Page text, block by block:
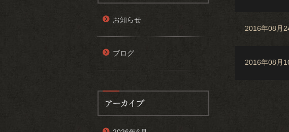
お知らせ
ブログ
2016年08月
2016年08月